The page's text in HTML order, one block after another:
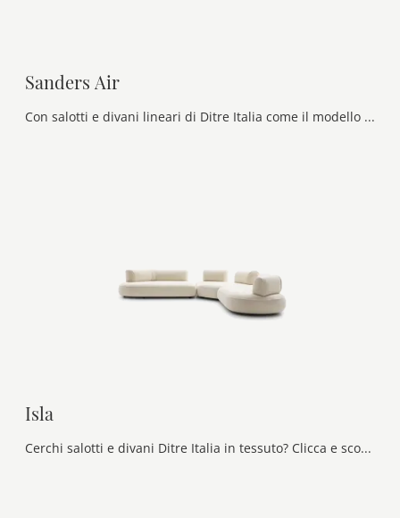
Sanders Air
Con salotti e divani lineari di Ditre Italia come il modello Sanders Air in tessuto, potrai ultimare il tuo progetto d'arredo.
Isla
Cerchi salotti e divani Ditre Italia in tessuto? Clicca e scopri di più sul modello Isla per spazi design.